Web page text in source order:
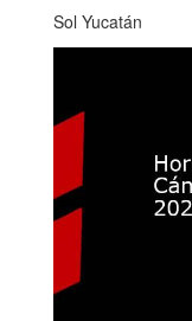
Sol Yucatán